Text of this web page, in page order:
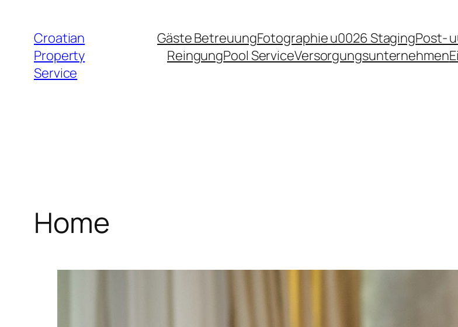
Inhalt
springen
Croatian
Property
Service
Gäste BetreuungFotographie u0026 StagingPost-
ReingungPool ServiceVersorgungsunternehmen
Home